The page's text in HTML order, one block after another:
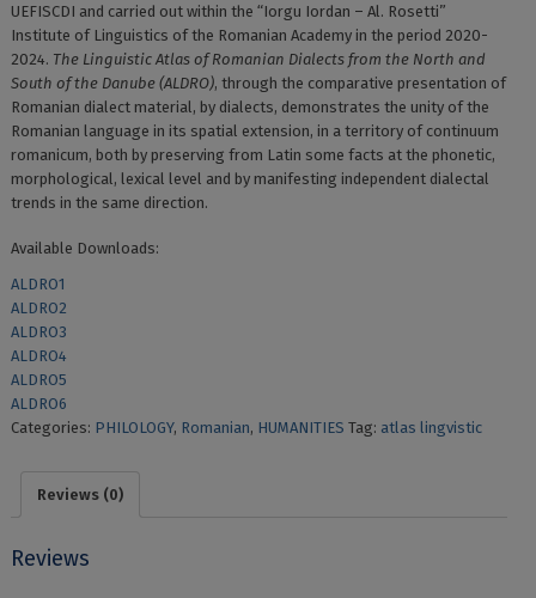
UEFISCDI and carried out within the “Iorgu Iordan – Al. Rosetti”
Institute of Linguistics of the Romanian Academy in the period 2020-
2024. The Linguistic Atlas of Romanian Dialects from the North and
South of the Danube (ALDRO), through the comparative presentation of
Romanian dialect material, by dialects, demonstrates the unity of the
Romanian language in its spatial extension, in a territory of continuum
romanicum, both by preserving from Latin some facts at the phonetic,
morphological, lexical level and by manifesting independent dialectal
trends in the same direction.
Available Downloads:
ALDRO1
ALDRO2
ALDRO3
ALDRO4
ALDRO5
ALDRO6
Categories: PHILOLOGY, Romanian, HUMANITIES Tag: atlas lingvistic
Reviews (0)
Reviews